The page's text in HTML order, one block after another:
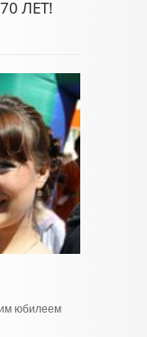
ЛЕТ!
юбилеем